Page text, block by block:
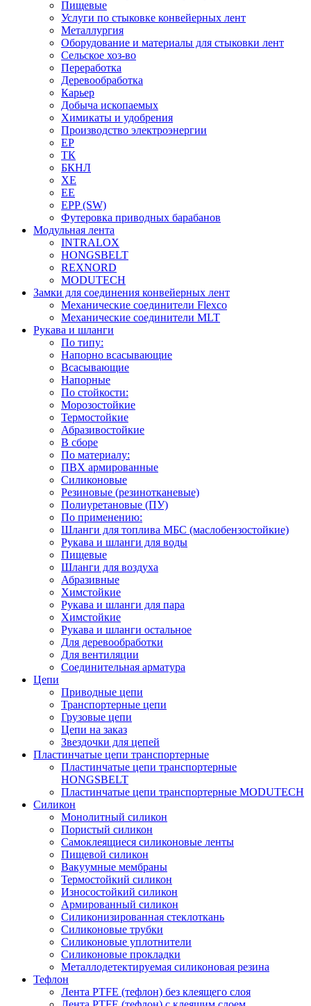
Пищевые
Услуги по стыковке конвейерных лент
Металлургия
Оборудование и материалы для стыковки лент
Сельское хоз-во
Переработка
Деревообработка
Карьер
Добыча ископаемых
Химикаты и удобрения
Производство электроэнергии
EP
ТК
БКНЛ
XE
EE
EPP (SW)
Футеровка приводных барабанов
Модульная лента
INTRALOX
HONGSBELT
REXNORD
MODUTECH
Замки для соединения конвейерных лент
Механические соединители Flexco
Механические соединители MLT
Рукава и шланги
По типу:
Напорно всасывающие
Всасывающие
Напорные
По стойкости:
Морозостойкие
Термостойкие
Абразивостойкие
В сборе
По материалу:
ПВХ армированные
Силиконовые
Резиновые (резинотканевые)
Полиуретановые (ПУ)
По применению:
Шланги для топлива МБС (маслобензостойкие)
Рукава и шланги для воды
Пищевые
Шланги для воздуха
Абразивные
Химстойкие
Рукава и шланги для пара
Химстойкие
Рукава и шланги остальное
Для деревообработки
Для вентиляции
Соединительная арматура
Цепи
Приводные цепи
Транспортерные цепи
Грузовые цепи
Цепи на заказ
Звездочки для цепей
Пластинчатые цепи транспортерные
Пластинчатые цепи транспортерные
HONGSBELT
Пластинчатые цепи транспортерные MODUTECH
Силикон
Монолитный силикон
Пористый силикон
Самоклеящиеся силиконовые ленты
Пищевой силикон
Вакуумные мембраны
Термостойкий силикон
Износостойкий силикон
Армированный силикон
Силиконизированная стеклоткань
Силиконовые трубки
Силиконовые уплотнители
Силиконовые прокладки
Металлодетектируемая силиконовая резина
Тефлон
Лента PTFE (тефлон) без клеящего слоя